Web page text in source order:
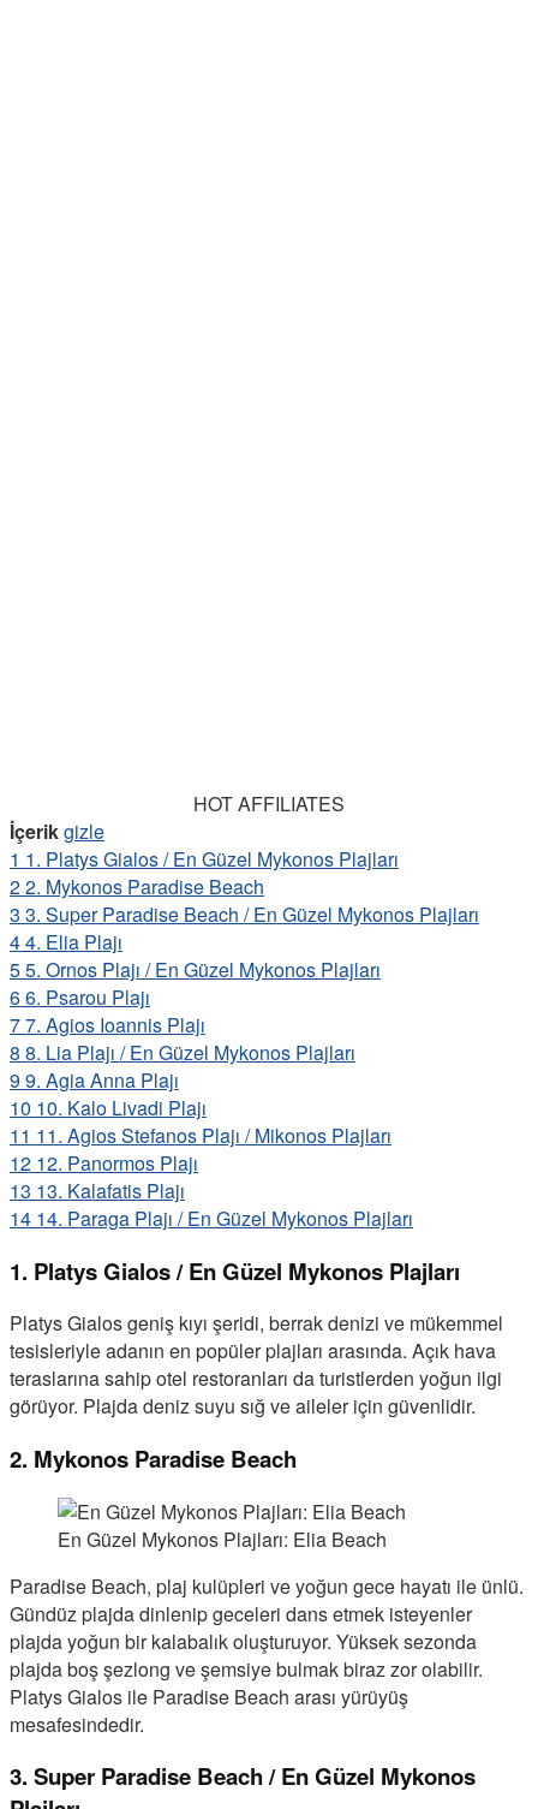
HOT AFFILIATES
İçerikgizle
1 1. Platys Gialos / En Güzel Mykonos Plajları
22. Mykonos Paradise Beach
3 3. Super Paradise Beach / En Güzel Mykonos Plajları
44. Elia Plajı
55. Ornos Plajı / En Güzel Mykonos Plajları
66. Psarou Plajı
77. Agios Ioannis Plajı
8 8. Lia Plajı / En Güzel Mykonos Plajları
9 9. Agia Anna Plajı
10 10. Kalo Livadi Plajı
11 11. Agios Stefanos Plajı / Mikonos Plajları
12 12. Panormos Plajı
13 13. Kalafatis Plajı
14 14. Paraga Plajı / En Güzel Mykonos Plajları
1. Platys Gialos / En Güzel Mykonos Plajları
Platys Gialos geniş kıyı şeridi, berrak denizi ve mükemmel
tesisleriyle adanın en popüler plajları arasında. Açık hava
teraslarına sahip otel restoranları da turistlerden yoğun ilgi
görüyor. Plajda deniz suyu sığ ve aileler için güvenlidir.
2. Mykonos Paradise Beach
En Güzel Mykonos Plajları: Elia Beach
Paradise Beach, plaj kulüpleri ve yoğun gece hayatı ile ünlü.
Gündüz plajda dinlenip geceleri dans etmek isteyenler
plajda yoğun bir kalabalık oluşturuyor. Yüksek sezonda
plajda boş şezlong ve şemsiye bulmak biraz zor olabilir.
Platys Gialos ile Paradise Beach arası yürüyüş
mesafesindedir.
3. Super Paradise Beach / En Güzel Mykonos